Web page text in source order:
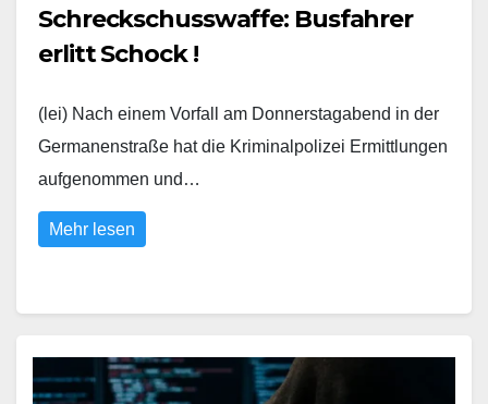
Schreckschusswaffe: Busfahrer
erlitt Schock !
(lei) Nach einem Vorfall am Donnerstagabend in der
Germanenstraße hat die Kriminalpolizei Ermittlungen
aufgenommen und…
Mehr lesen